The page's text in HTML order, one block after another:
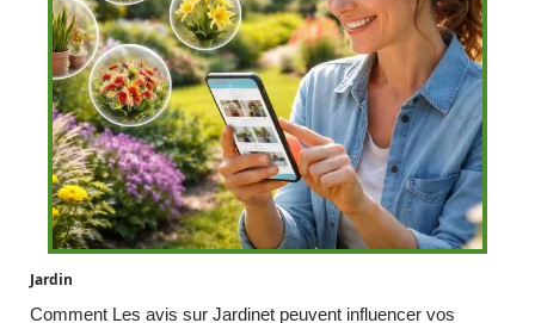
Jardin
Comment Les avis sur Jardinet peuvent influencer vos